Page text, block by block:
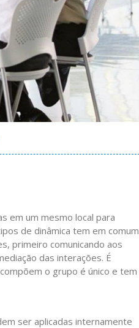
em um mesmo local para
de dinâmica tem em
primeiro comunicando aos
das interações. É
o grupo é único e tem
ser aplicadas internamente